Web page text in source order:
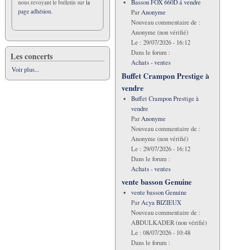
nous revoyant le bulletin sur la
page adhésion.
Les concerts
Voir plus...
Basson FOX 660D á vendre
ParAnonyme
Nouveau commentaire de :
Anonyme (non vérifié)
Le : 29/07/2026 - 16:12
Dans le forum :
Achats - ventes
Buffet Crampon Prestige à
vendre
Buffet Crampon Prestige à
vendre
ParAnonyme
Nouveau commentaire de :
Anonyme (non vérifié)
Le : 29/07/2026 - 16:12
Dans le forum :
Achats - ventes
vente basson Genuine
vente basson Genuine
ParAcya BIZIEUX
Nouveau commentaire de :
ABDULKADER (non vérifié)
Le : 08/07/2026 - 10:48
Dans le forum :